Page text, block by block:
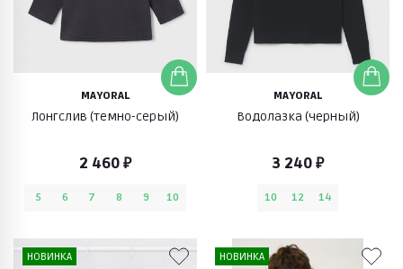
MAYORAL
Лонгслив (темно-серый)
2 460 ₽
5 6 7 8 9 10
MAYORAL
Водолазка (черный)
3 240 ₽
10 12 14
НОВИНКА НОВИНКА